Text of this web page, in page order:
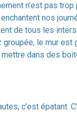
n’est pas
nos
de tous les
le mur est
dans des
c’est